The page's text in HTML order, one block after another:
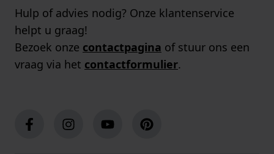
Hulp of advies nodig? Onze klantenservice
helpt u graag!
Bezoek onze contactpagina of stuur ons een
vraag via het contactformulier.